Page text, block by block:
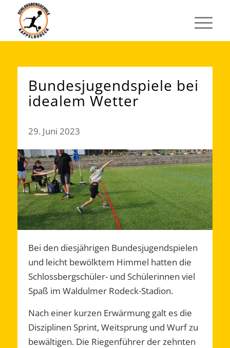
Bundesjugendspiele bei
idealem Wetter
29. Juni 2023
Bei den diesjährigen Bundesjugendspielen
und leicht bewölktem Himmel hatten die
Schlossbergschüler- und Schülerinnen viel
Spaß im Waldulmer Rodeck-Stadion.
Nach einer kurzen Erwärmung galt es die
Disziplinen Sprint, Weitsprung und Wurf zu
bewältigen. Die Riegenführer der zehnten